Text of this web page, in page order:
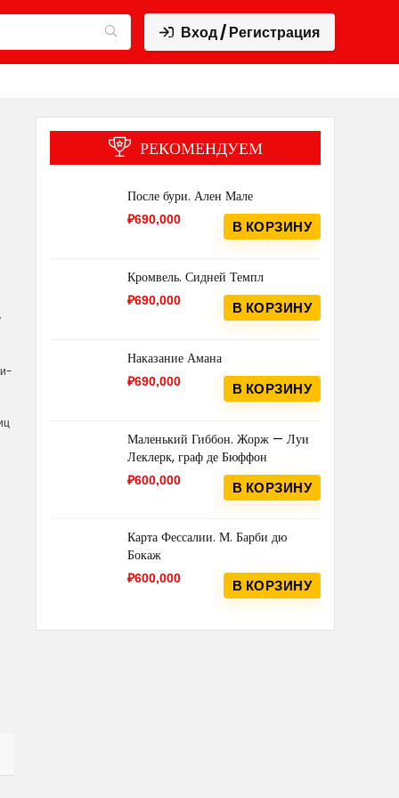
Вход / Регистрация
РЕКОМЕНДУЕМ
После бури. Ален Мале
₽690,000 В КОРЗИНУ
Кромвель. Сидней Темпл
₽690,000 В КОРЗИНУ
Наказание Амана
₽690,000 В КОРЗИНУ
Маленький Гиббон. Жорж — Луи
Леклерк, граф де Бюффон
₽600,000 В КОРЗИНУ
Карта Фессалии. М. Барби дю
Бокаж
₽600,000 В КОРЗИНУ